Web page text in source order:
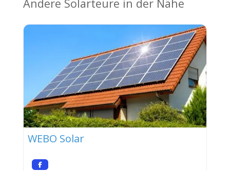
Andere Solarteure in der Nähe
WEBO Solar